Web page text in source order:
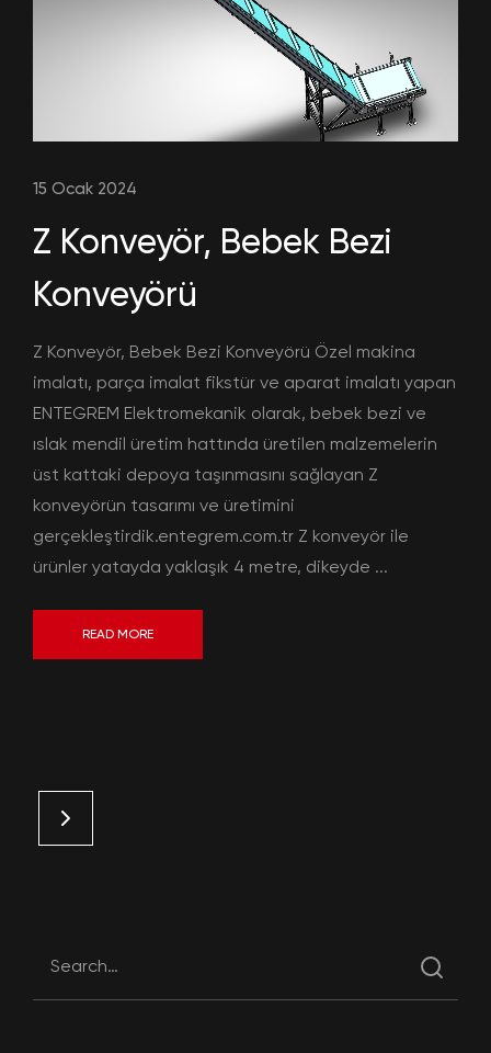
15 Ocak 2024
Z Konveyör, Bebek Bezi
Konveyörü
Z Konveyör, Bebek Bezi Konveyörü Özel makina
imalatı, parça imalat fikstür ve aparat imalatı yapan
ENTEGREM Elektromekanik olarak, bebek bezi ve
ıslak mendil üretim hattında üretilen malzemelerin
üst kattaki depoya taşınmasını sağlayan Z
konveyörün tasarımı ve üretimini
gerçekleştirdik.entegrem.com.tr Z konveyör ile
ürünler yatayda yaklaşık 4 metre, dikeyde ...
READ MORE